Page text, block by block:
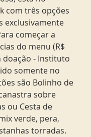
com três opções
exclusivamente
começar a
do menu (R$
doação - Instituto
somente no
são Bolinho de
sobre
ou Cesta de
verde, pera,
torradas.